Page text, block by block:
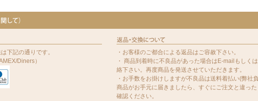
下記の通りです。
Diners）
・お客様のご都合による返品はご容赦下さい。
・ 商品到着時に不良品があった場合はE-mailもしく
絡下さい。再度商品を発送させていただきます。
・お手数をお掛けしますが不良品は送料着払い(弊社
商品がお手元に届きましたら、すぐにご注文と違っ
確認ください。